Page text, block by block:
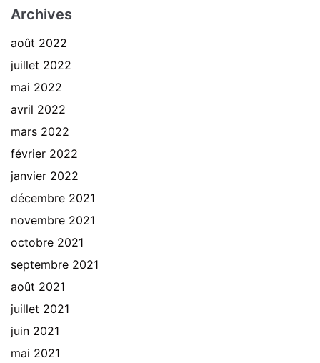
Archives
août 2022
juillet 2022
mai 2022
avril 2022
mars 2022
février 2022
janvier 2022
décembre 2021
novembre 2021
octobre 2021
septembre 2021
août 2021
juillet 2021
juin 2021
mai 2021